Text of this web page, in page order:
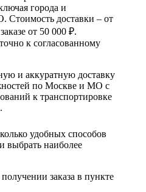
города и
Стоимость доставки – от
от 50 000 ₽.
к согласованному
и аккуратную доставку
по Москве и МО с
к транспортировке
удобных способов
выбрать наиболее
заказа в пункте